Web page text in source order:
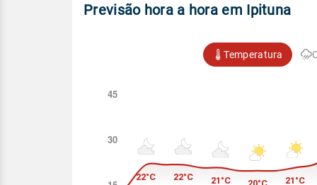
Previsão hora a hora em Ipituna
Temperatura